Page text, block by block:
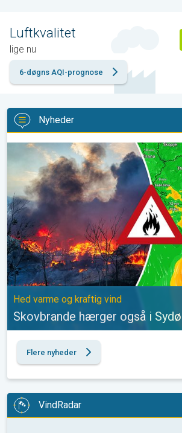
Luftkvalitet
lige nu
6-døgns AQI-prognose
Nyheder
Skovbrande hærger også i
Hed varme og kraftig vind
Skovbrande hærger også i
Flere nyheder
VindRadar